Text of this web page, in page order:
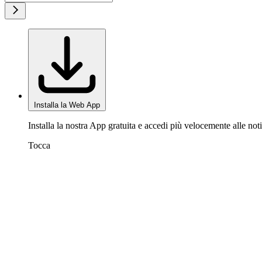
Installa la Web App
Installa la nostra App gratuita e accedi più velocemente alle
Tocca